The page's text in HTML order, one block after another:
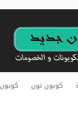
كوبون نون